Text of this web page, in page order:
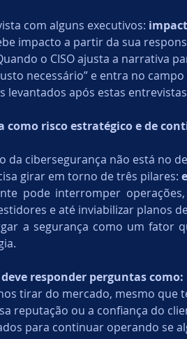
com alguns executivos:
impacto a partir da sua
o CISO ajusta a narrativa
necessário” e entra no
levantados após estas
como risco estratégico e de
da cibersegurança não está no
girar em torno de três pilares:
pode interromper
e até inviabilizar planos
a segurança como um fator
responder perguntas como:
tirar do mercado, mesmo que
reputação ou a confiança do
para continuar operando se